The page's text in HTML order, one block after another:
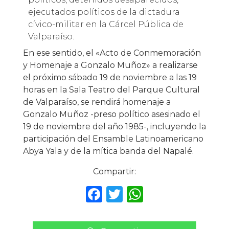
ejecutados políticos de la dictadura
cívico-militar en la Cárcel Pública de
Valparaíso.
En ese sentido, el «Acto de Conmemoración
y Homenaje a Gonzalo Muñoz» a realizarse
el próximo sábado 19 de noviembre a las 19
horas en la Sala Teatro del Parque Cultural
de Valparaíso, se rendirá homenaje a
Gonzalo Muñoz -preso político asesinado el
19 de noviembre del año 1985-, incluyendo la
participación del Ensamble Latinoamericano
Abya Yala y de la mítica banda del Napalé.
Compartir:
F T W